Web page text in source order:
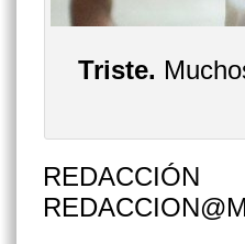
Triste.
REDACCIÓN